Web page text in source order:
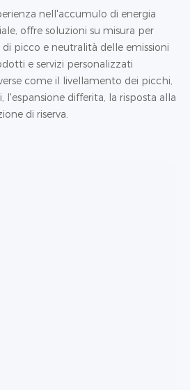
nell'accumulo di energia
offre soluzioni su misura per
picco e neutralità delle emissioni
e servizi personalizzati
come il livellamento dei picchi,
l'espansione differita, la risposta alla
di riserva.